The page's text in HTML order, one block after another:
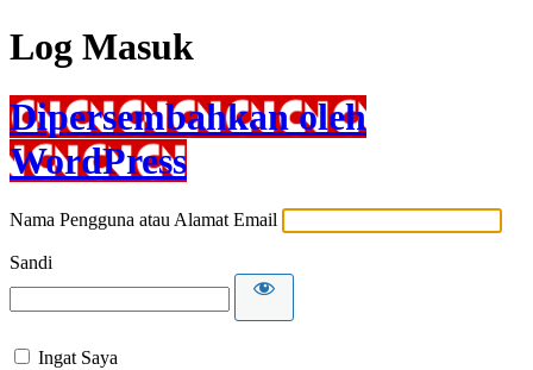
Log Masuk
Dipersembahkan oleh
WordPress
Nama Pengguna atau Alamat Email
Sandi
Ingat Saya